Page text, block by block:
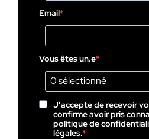
Email
Vous êtes un.e
0 sélectionné
J’accepte de recevoir
confirme avoir pris
politique de
légales.